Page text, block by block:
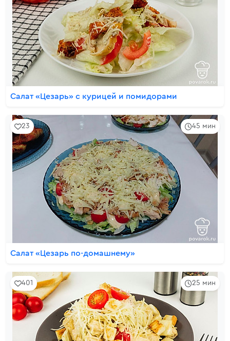
Салат «Цезарь» с курицей и помидорами
45 мин
23
Салат «Цезарь по-домашнему»
25 мин
401